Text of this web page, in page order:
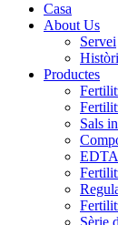
Casa
About Us
Servei
Productes
Sals
EDTA
Sèrie